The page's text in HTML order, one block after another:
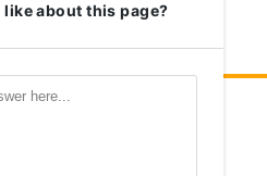
like about this page?